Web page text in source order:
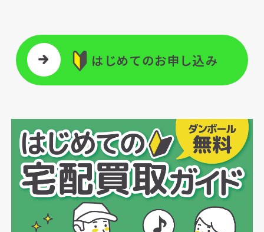
はじめてのお申し込み